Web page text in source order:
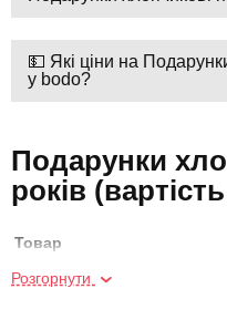
💵 Які ціни на
у bodo?
Подарунки
років
Товар
Розгорнути